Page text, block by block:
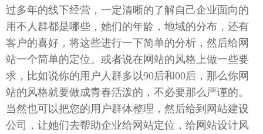
过多年的线下经营，一定清晰的了解自己企业面向的
用不人群都是哪些，她们的年龄，地域的分布，还有
客户的喜好，将这些进行一下简单的分析，然后给网
站一个简单的定位。或者说在网站的风格上做一些要
求，比如说你的用户人群多以90后和00后，那么你网
站的风格就要做成青春活泼的，不必要那么严谨的。
当然也可以把您的用户群体整理，然后给到网站建设
公司，让她们去帮助企业给网站定位，给网站设计风